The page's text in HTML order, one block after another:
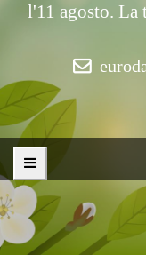
l'11 agosto. La